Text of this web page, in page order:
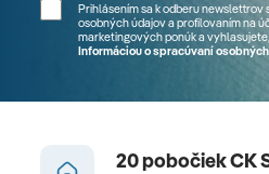
Prihlásením sa k odberu newslettrov
osobných údajov a profilovaním na
marketingových ponúk a
Informáciou o spracúvaní
20 pobočiek CK